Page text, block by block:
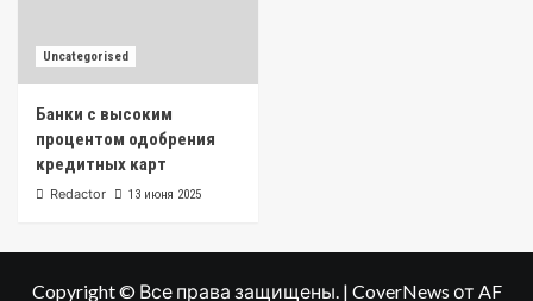
Uncategorised
Банки с высоким
процентом одобрения
кредитных карт
Redactor 13 июня 2025
Copyright © Все права защищены. | CoverNews от AF